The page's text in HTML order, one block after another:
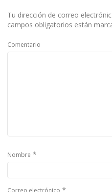
Tu dirección de correo
campos obligatorios están
Comentario
Nombre *
Correo electrónico *